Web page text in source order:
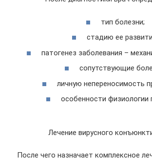
тип болезни;
стадию ее
патогенез заболевания –
сопутствующие
личную непереносимость
особенности физиологии
Лечение вирусного
После чего назначает комплексное